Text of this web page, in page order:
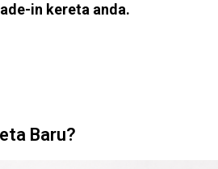
in kereta anda.
Baru?